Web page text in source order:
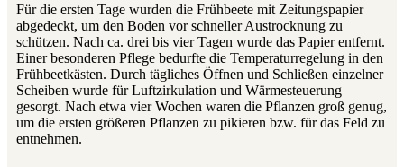
Für die ersten Tage wurden die Frühbeete mit Zeitungspapier
abgedeckt, um den Boden vor schneller Austrocknung zu
schützen. Nach ca. drei bis vier Tagen wurde das Papier entfernt.
Einer besonderen Pflege bedurfte die Temperaturregelung in den
Frühbeetkästen. Durch tägliches Öffnen und Schließen einzelner
Scheiben wurde für Luftzirkulation und Wärmesteuerung
gesorgt. Nach etwa vier Wochen waren die Pflanzen groß genug,
um die ersten größeren Pflanzen zu pikieren bzw. für das Feld zu
entnehmen.